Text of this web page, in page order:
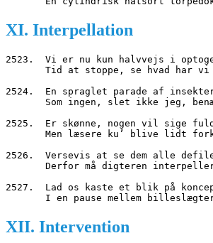
XI. Interpellation
2523.  Vi er nu kun halvvejs i
Tid at stoppe, se hvad har
2524.  En spraglet parade af
Som ingen, slet ikke jeg,
2525.  Er skønne, nogen vil sige
Men læsere ku’ blive lidt
2526.  Versevis at se dem alle
Derfor må digteren
2527.  Lad os kaste et blik på
I en pause mellem
XII. Intervention